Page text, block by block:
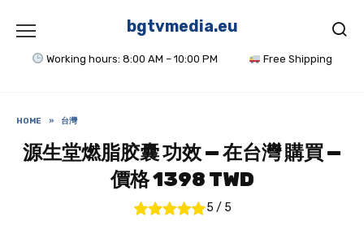
content
bgtvmedia.eu
Working hours: 8:00 AM – 10:00 PM Free Shipping
HOME » 台灣
源生堂燃脂胶囊 功效 — 在台灣 購買 —
價格 1398 TWD
5 / 5